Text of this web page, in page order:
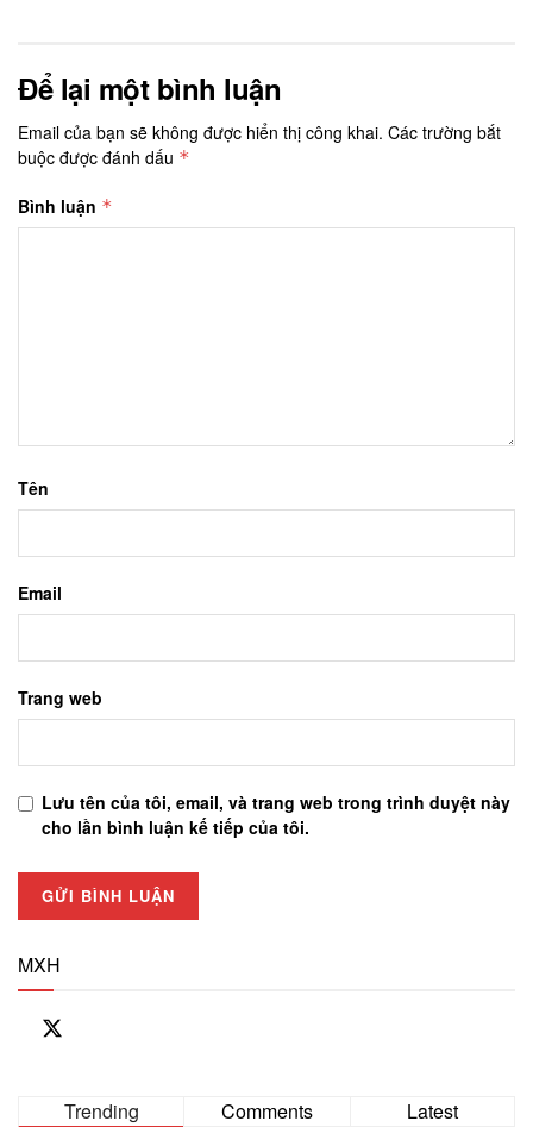
Để lại một bình luận
Email của bạn sẽ không được hiển thị công khai. Các trường bắt
buộc được đánh dấu *
Bình luận *
Tên
Email
Trang web
Lưu tên của tôi, email, và trang web trong trình duyệt này
cho lần bình luận kế tiếp của tôi.
MXH
Trending Comments Latest